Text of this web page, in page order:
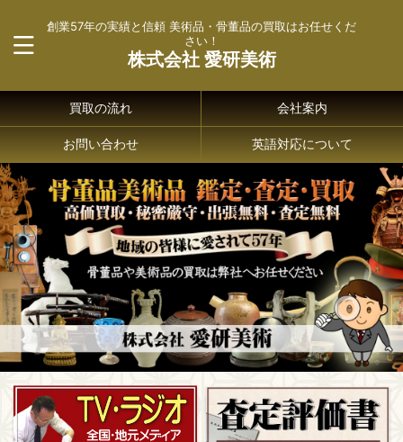
創業57年の実績と信頼 美術品・骨董品の買取はお任せくだ
さい！
株式会社 愛研美術
買取の流れ 会社案内
お問い合わせ 英語対応について